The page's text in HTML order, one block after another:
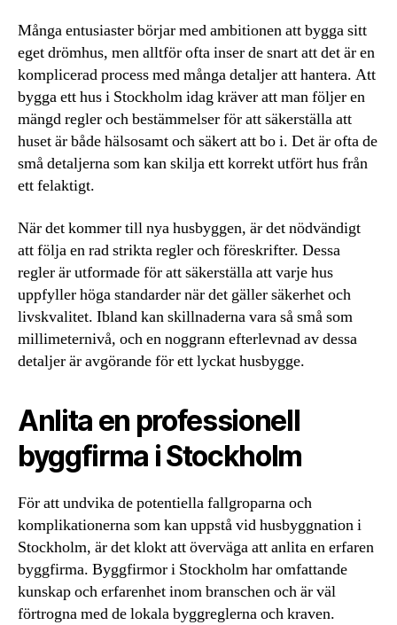
Många entusiaster börjar med ambitionen att bygga sitt
eget drömhus, men alltför ofta inser de snart att det är en
komplicerad process med många detaljer att hantera. Att
bygga ett hus i Stockholm idag kräver att man följer en
mängd regler och bestämmelser för att säkerställa att
huset är både hälsosamt och säkert att bo i. Det är ofta de
små detaljerna som kan skilja ett korrekt utfört hus från
ett felaktigt.
När det kommer till nya husbyggen, är det nödvändigt
att följa en rad strikta regler och föreskrifter. Dessa
regler är utformade för att säkerställa att varje hus
uppfyller höga standarder när det gäller säkerhet och
livskvalitet. Ibland kan skillnaderna vara så små som
millimeternivå, och en noggrann efterlevnad av dessa
detaljer är avgörande för ett lyckat husbygge.
Anlita en professionell
byggfirma i Stockholm
För att undvika de potentiella fallgroparna och
komplikationerna som kan uppstå vid husbyggnation i
Stockholm, är det klokt att överväga att anlita en erfaren
byggfirma. Byggfirmor i Stockholm har omfattande
kunskap och erfarenhet inom branschen och är väl
förtrogna med de lokala byggreglerna och kraven.